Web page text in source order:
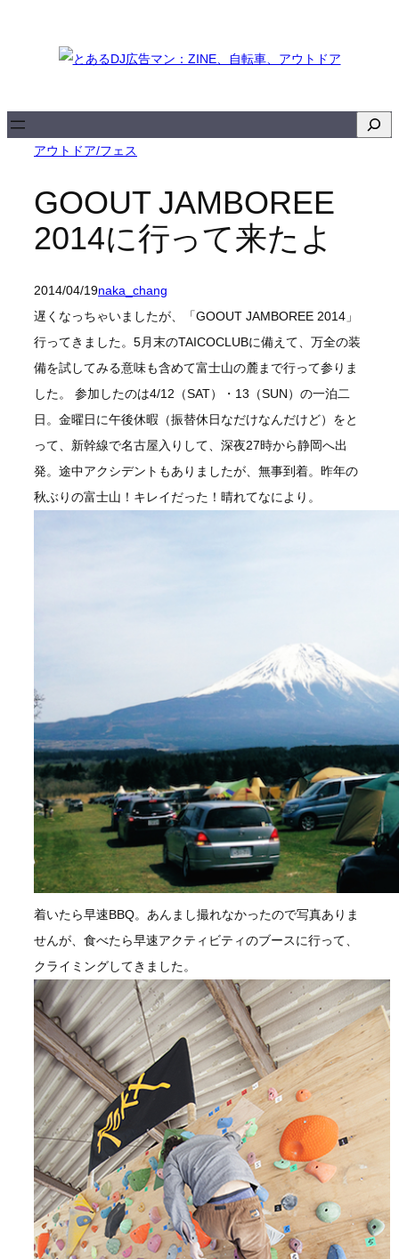
キ
アウトドア/フェス
GOOUT JAMBOREE
2014に行って来たよ
2014/04/19naka_chang
遅くなっちゃいましたが、「GOOUT JAMBOREE 2014」
行ってきました。5月末のTAICOCLUBに備えて、万全の装
備を試してみる意味も含めて富士山の麓まで行って参りま
した。 参加したのは4/12（SAT）・13（SUN）の一泊二
日。金曜日に午後休暇（振替休日なだけなんだけど）をと
って、新幹線で名古屋入りして、深夜27時から静岡へ出
発。途中アクシデントもありましたが、無事到着。昨年の
秋ぶりの富士山！キレイだった！晴れてなにより。
着いたら早速BBQ。あんまし撮れなかったので写真ありま
せんが、食べたら早速アクティビティのブースに行って、
クライミングしてきました。